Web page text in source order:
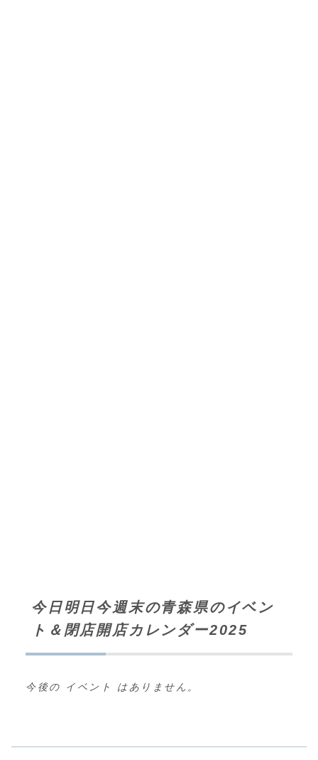
今日明日今週末の青森県のイベン
ト＆閉店開店カレンダー2025
今後の イベント はありません。